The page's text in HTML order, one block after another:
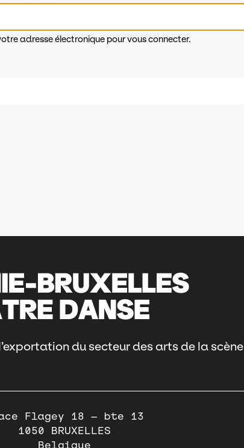
adresse électronique pour vous connecter.
du secteur des arts de la scène
Flagey 18 – bte 13
1050
BRUXELLES
Belgique